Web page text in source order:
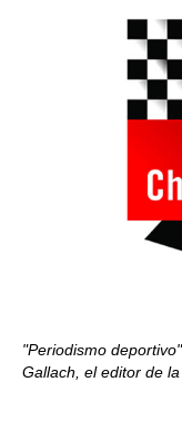
"Periodismo
Gallach, el editor de